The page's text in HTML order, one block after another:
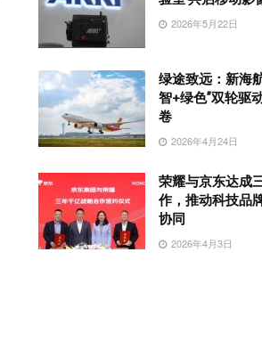
2026年5月22日
绿途致远：新海
智+绿色”双轮驱
卷
2026年4月24日
荣耀与京东达成
作，推动科技品
协同
2026年4月3日